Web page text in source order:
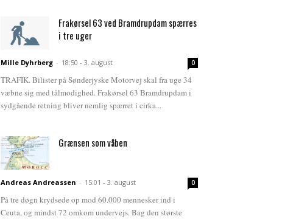
Frakørsel 63 ved Bramdrupdam spærres
i tre uger
Mille Dyhrberg - 18:50 - 3. august 0
TRAFIK. Bilister på Sønderjyske Motorvej skal fra uge 34
væbne sig med tålmodighed. Frakørsel 63 Bramdrupdam i
sydgående retning bliver nemlig spærret i cirka...
Grænsen som våben
Andreas Andreassen - 15:01 - 3. august 0
På tre døgn krydsede op mod 60.000 mennesker ind i
Ceuta, og mindst 72 omkom undervejs. Bag den største